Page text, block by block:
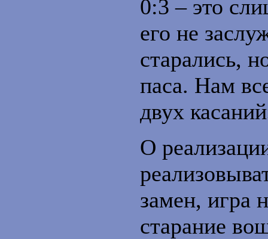
0:3 – это
его не
старались,
паса. Нам
двух
О
замен, игра
старание